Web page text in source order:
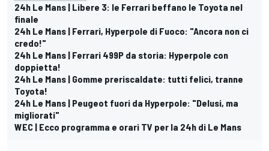
24h Le Mans | Libere 3: le Ferrari beffano le Toyota nel
finale
24h Le Mans | Ferrari, Hyperpole di Fuoco: "Ancora non ci
credo!"
24h Le Mans | Ferrari 499P da storia: Hyperpole con
doppietta!
24h Le Mans | Gomme preriscaldate: tutti felici, tranne
Toyota!
24h Le Mans | Peugeot fuori da Hyperpole: "Delusi, ma
migliorati"
WEC | Ecco programma e orari TV per la 24h di Le Mans